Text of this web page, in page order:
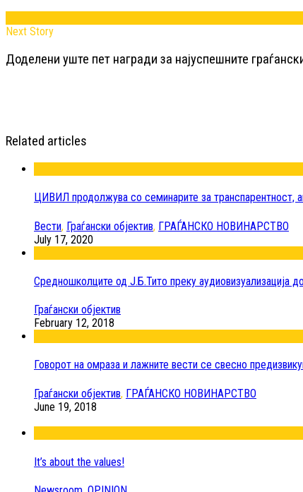
Next Story
Доделени уште пет награди за најуспешните
Related articles
ЦИВИЛ продолжува со семинарите за транспарентност,
Вести, Граѓански објектив, ГРАЃАНСКО НОВИНАРСТВО
July 17, 2020
Средношколците од Ј.Б.Тито преку аудиовизуализација
Граѓански објектив
February 12, 2018
Говорот на омраза и лажните вести се свесно
Граѓански објектив, ГРАЃАНСКО НОВИНАРСТВО
June 19, 2018
It’s about the values!